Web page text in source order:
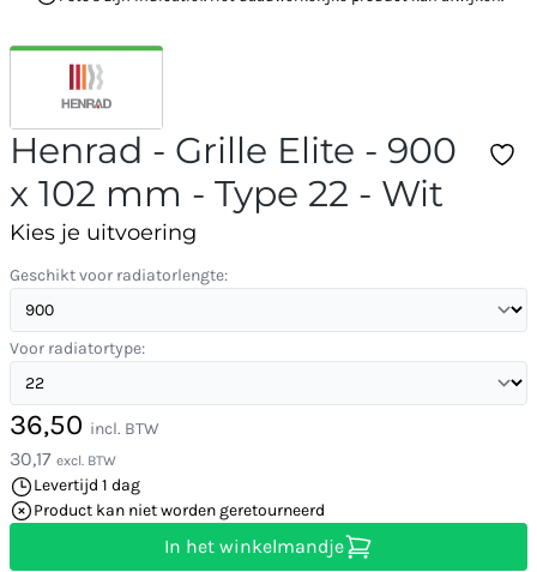
Henrad - Grille Elite - 900
x 102 mm - Type 22 - Wit
Kies je uitvoering
Geschikt voor radiatorlengte:
Voor radiatortype:
36,50 incl. BTW
30,17 excl. BTW
Levertijd 1 dag
Product kan niet worden geretourneerd
In het winkelmandje